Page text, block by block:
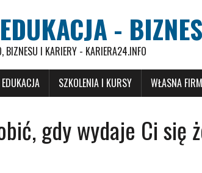
- BIZNES
BIZNESU I KARIERY - KARIERA24.INFO
SZKOLENIA I KURSY WŁASNA
gdy wydaje Ci się